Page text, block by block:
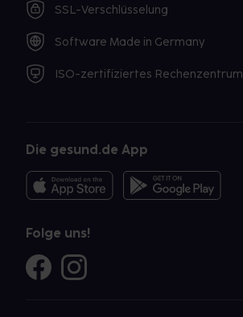
SSL-Verschlüsselung
Software Made in Germany
ISO-zertifiziertes Rechenzentrum
Die gesund.de App
Folge uns!